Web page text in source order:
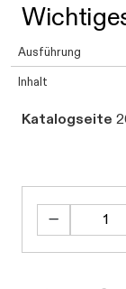
Ausführung
Inhalt
Katalogseite